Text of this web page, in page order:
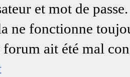
et mot de
ne fonctionne
forum ait été mal